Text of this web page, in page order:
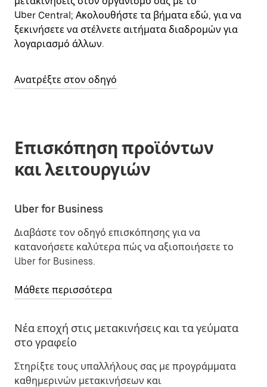
Uber Central; Ακολουθήστε τα βήματα εδώ, για να
ξεκινήσετε να στέλνετε αιτήματα διαδρομών για
λογαριασμό άλλων.
Ανατρέξτε στον οδηγό
Επισκόπηση προϊόντων
και λειτουργιών
Uber for Business
Διαβάστε τον οδηγό επισκόπησης για να
κατανοήσετε καλύτερα πώς να αξιοποιήσετε το
Uber for Business.
Μάθετε περισσότερα
Νέα εποχή στις μετακινήσεις και τα γεύματα
στο γραφείο
Στηρίξτε τους υπαλλήλους σας με προγράμματα
καθημερινών μετακινήσεων και